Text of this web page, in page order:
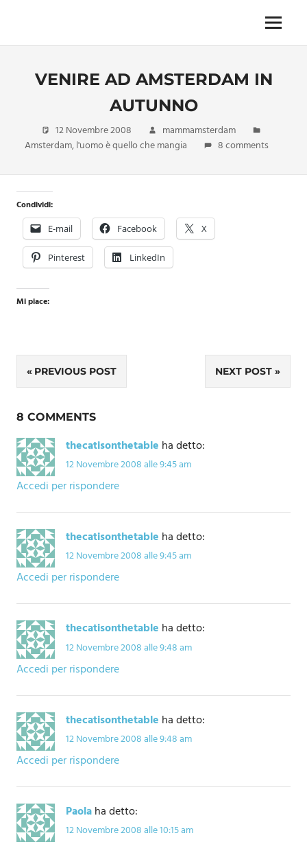
content
imprescindibile,
inevitabile
anche
e
nuova
confezione
migliorata
Menu
VENIRE AD AMSTERDAM IN
AUTUNNO
12 Novembre 2008
mammamsterdam
Amsterdam,l'uomo è quello che mangia 8 comments
Condividi:
E-mail Facebook X
Pinterest LinkedIn
Mi piace:
Navigazione
articoli
PREVIOUS POST NEXT POST
8 COMMENTS
thecatisonthetable ha detto:
12 Novembre 2008 alle 9:45 am
Accedi per rispondere
thecatisonthetable ha detto:
12 Novembre 2008 alle 9:45 am
Accedi per rispondere
thecatisonthetable ha detto:
12 Novembre 2008 alle 9:48 am
Accedi per rispondere
thecatisonthetable ha detto:
12 Novembre 2008 alle 9:48 am
Accedi per rispondere
Paolaha detto:
12 Novembre 2008 alle 10:15 am